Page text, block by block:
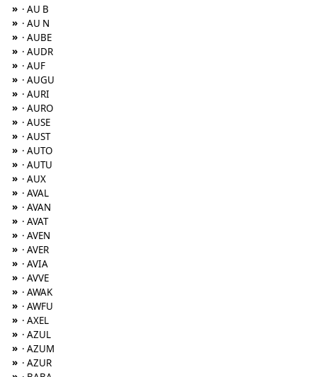
» · AU B
» · AU N
» · AUBE
» · AUDR
» · AUF
» · AUGU
» · AURI
» · AURO
» · AUSE
» · AUST
» · AUTO
» · AUTU
» · AUX
» · AVAL
» · AVAN
» · AVAT
» · AVEN
» · AVER
» · AVIA
» · AVVE
» · AWAK
» · AWFU
» · AXEL
» · AZUL
» · AZUM
» · AZUR